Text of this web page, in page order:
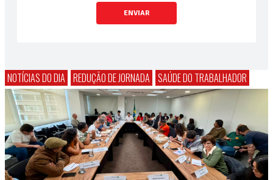
ENVIAR
NOTÍCIAS DO DIA REDUÇÃO DE JORNADA SAÚDE DO TRABALHADOR